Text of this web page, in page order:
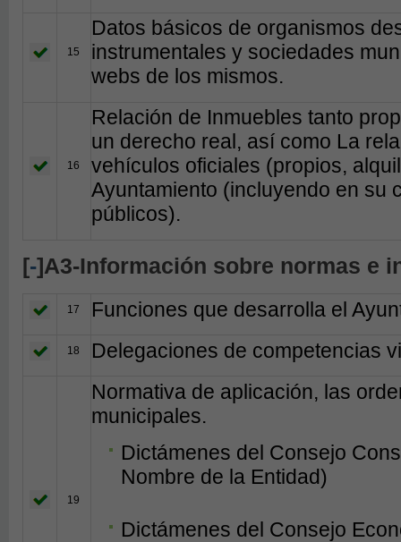
15
Datos básicos de organismos
instrumentales y sociedades
webs de los mismos.
16
Relación de Inmuebles tanto
un derecho real, así como La
vehículos oficiales (propios,
Ayuntamiento (incluyendo en su
públicos).
[-]A3-Información sobre normas e
17 Funciones que desarrolla el
18 Delegaciones de competencias
19
Normativa de aplicación, las
municipales.
Dictámenes del Consejo
Nombre de la Entidad)
Dictámenes del Consejo